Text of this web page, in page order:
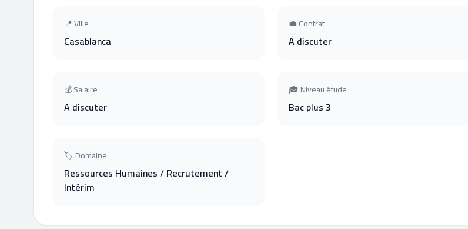
📍 Ville
Casablanca
💼 Contrat
A discuter
💰 Salaire
A discuter
🎓 Niveau étude
Bac plus 3
🏷 Domaine
Ressources Humaines / Recrutement /
Intérim